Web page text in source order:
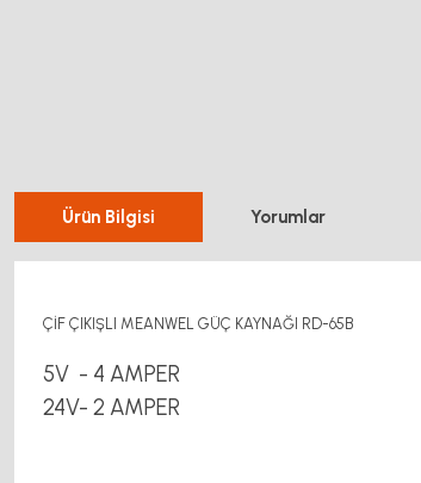
Ürün Bilgisi Yorumlar
ÇİF ÇIKIŞLI MEANWEL GÜÇ KAYNAĞI RD-65B
5V - 4 AMPER
24V- 2 AMPER